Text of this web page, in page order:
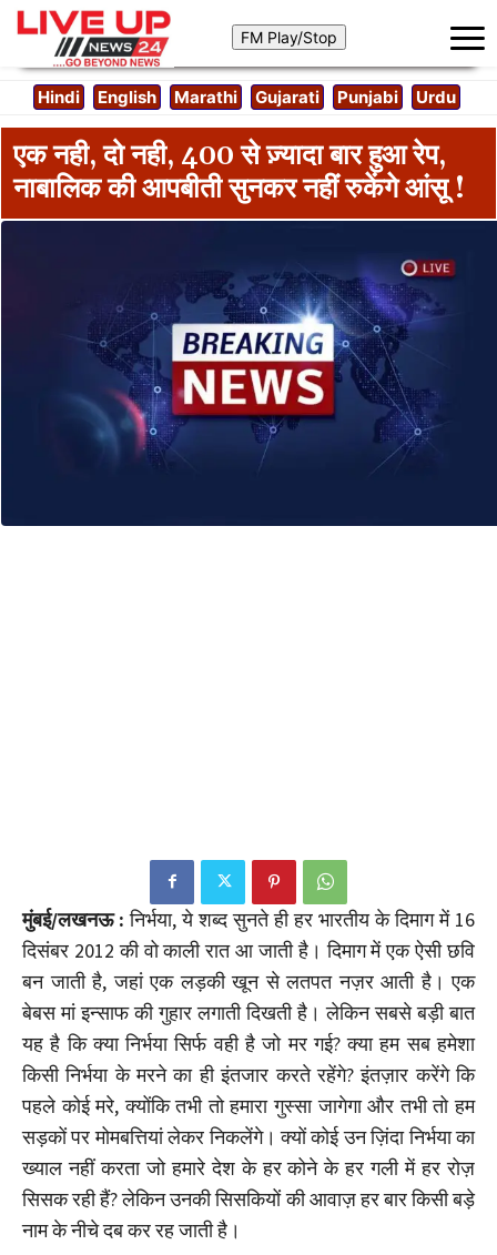
Hindi English Marathi Gujarati Punjabi Urdu
एक नही, दो नही, 400 से ज़्यादा बार हुआ रेप,
नाबालिक की आपबीती सुनकर नहीं रुकेंगे आंसू !
मुंबई/लखनऊ : निर्भया, ये शब्द सुनते ही हर भारतीय के दिमाग में 16
दिसंबर 2012 की वो काली रात आ जाती है। दिमाग में एक ऐसी छवि
बन जाती है, जहां एक लड़की खून से लतपत नज़र आती है। एक
बेबस मां इन्साफ की गुहार लगाती दिखती है। लेकिन सबसे बड़ी बात
यह है कि क्या निर्भया सिर्फ वही है जो मर गई? क्या हम सब हमेशा
किसी निर्भया के मरने का ही इंतजार करते रहेंगे? इंतज़ार करेंगे कि
पहले कोई मरे, क्योंकि तभी तो हमारा गुस्सा जागेगा और तभी तो हम
सड़कों पर मोमबत्तियां लेकर निकलेंगे। क्यों कोई उन ज़िंदा निर्भया का
ख्याल नहीं करता जो हमारे देश के हर कोने के हर गली में हर रोज़
सिसक रही हैं? लेकिन उनकी सिसकियों की आवाज़ हर बार किसी बड़े
नाम के नीचे दब कर रह जाती है।